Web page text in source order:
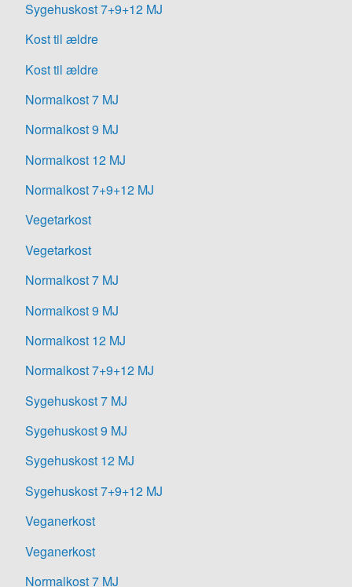
Sygehuskost 7+9+12 MJ
Kost til ældre
Kost til ældre
Normalkost 7 MJ
Normalkost 9 MJ
Normalkost 12 MJ
Normalkost 7+9+12 MJ
Vegetarkost
Vegetarkost
Normalkost 7 MJ
Normalkost 9 MJ
Normalkost 12 MJ
Normalkost 7+9+12 MJ
Sygehuskost 7 MJ
Sygehuskost 9 MJ
Sygehuskost 12 MJ
Sygehuskost 7+9+12 MJ
Veganerkost
Veganerkost
Normalkost 7 MJ